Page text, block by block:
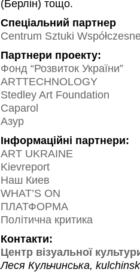
(Берлін) тощо.
Спеціальний партнер
Centrum Sztuki
Партнери проекту:
Фонд “Розвиток України”
ARTTECHNOLOGY
Stedley Art Foundation
Caparol
Азур
Інформаційні партнери:
ART UKRAINE
Kievreport
Наш Киев
WHAT’S ON
ПЛАТФОРМА
Політична критика
Контакти:
Центр візуальної
Леся Кульчинська,